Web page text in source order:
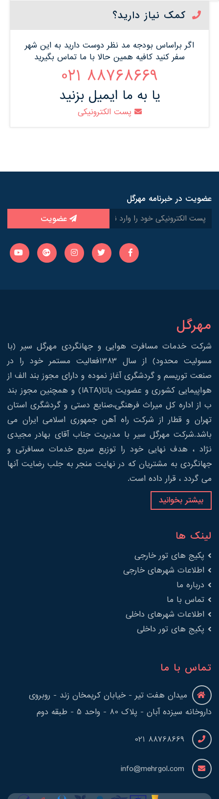
کمک نیاز دارید؟
اگر براساس بودجه مد نظر دوست دارید به این شهر
سفر کنید کافیه همین حالا با ما تماس بگیرید
88768669 021
یا به ما ایمیل بزنید
پست الکترونیکی
عضویت در خبرنامه مهرگل
عضویت
مهرگل
شرکت خدمات مسافرت هوایی و جهانگردی مهرگل سیر (با
مسولیت محدود) از سال 1383فعالیت مستمر خود را در
صنعت توریسم و گردشگری آغاز نموده و دارای مجوز بند الف از
هواپیمایی کشوری و عضویت یاتا(IATA) و همچنین مجوز بند
ب از اداره کل میراث فرهنگی،صنایع دستی و گردشگری استان
تهران و قطار از شرکت راه آهن جمهوری اسلامی ایران می
باشد.شرکت مهرگل سیر با مدیریت جناب آقای بهادر مجیدی
نژاد ، هدف نهایی خود را توزیع سریع خدمات مسافرتی و
جهانگردی به مشتریان که در نهایت منجر به جلب رضایت آنها
می گردد ، قرار داده است.
بیشتر بخوانید
لینک ها
پکیج های تور خارجی
اطلاعات شهرهای خارجی
درباره ما
تماس با ما
اطلاعات شهرهای داخلی
پکیج های تور داخلی
تماس با ما
میدان هفت تیر - خیابان کریمخان زند - روبروی
داروخانه سیزده آبان - پلاک 80 - واحد 5 - طبقه دوم
88768669 021
info@mehrgol.com